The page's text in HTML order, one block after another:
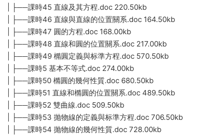
| ├──課時45 直線及其方程.doc 220.50kb
| ├──課時46 直線與直線的位置關系.doc 164.50kb
| ├──課時47 圓的方程.doc 168.00kb
| ├──課時48 直線和圓的位置關系.doc 217.00kb
| ├──課時49 橢圓定義與标準方程.doc 570.50kb
| ├──課時5 基本不等式.doc 274.00kb
| ├──課時50 橢圓的幾何性質.doc 680.50kb
| ├──課時51 直線和橢圓的位置關系.doc 489.50kb
| ├──課時52 雙曲線.doc 509.50kb
| ├──課時53 抛物線的定義與标準方程.doc 706.50kb
| ├──課時54 抛物線的幾何性質.doc 728.00kb